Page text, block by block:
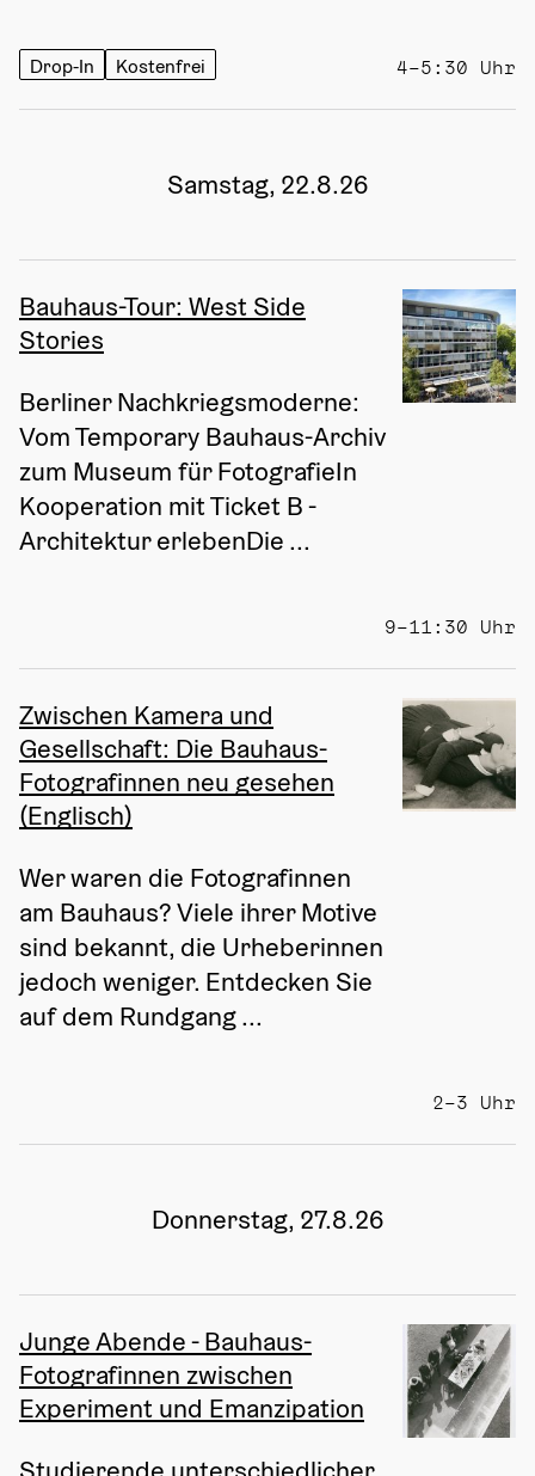
Drop-In Kostenfrei 4–5:30 Uhr
Samstag, 22.8.26
Bauhaus-Tour: West Side
Stories
Berliner Nachkriegsmoderne:
Vom Temporary Bauhaus-Archiv
zum Museum für FotografieIn
Kooperation mit Ticket B -
Architektur erlebenDie ...
9–11:30 Uhr
Zwischen Kamera und
Gesellschaft: Die Bauhaus-
Fotografinnen neu gesehen
(Englisch)
Wer waren die Fotografinnen
am Bauhaus? Viele ihrer Motive
sind bekannt, die Urheberinnen
jedoch weniger. Entdecken Sie
auf dem Rundgang ...
2–3 Uhr
Donnerstag, 27.8.26
Junge Abende - Bauhaus-
Fotografinnen zwischen
Experiment und Emanzipation